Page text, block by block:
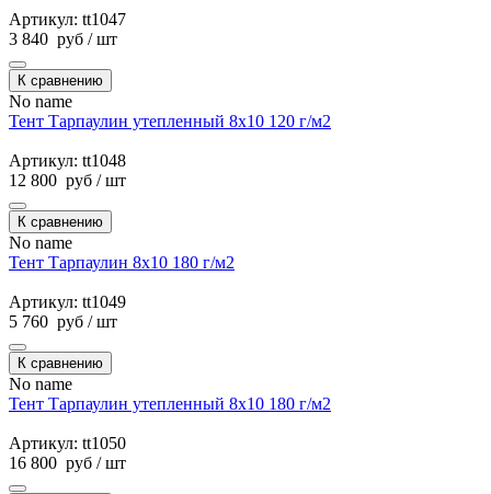
Артикул: tt1047
3 840 руб / шт
К сравнению
No name
Тент Тарпаулин утепленный 8х10 120 г/м2
Артикул: tt1048
12 800 руб / шт
К сравнению
No name
Тент Тарпаулин 8х10 180 г/м2
Артикул: tt1049
5 760 руб / шт
К сравнению
No name
Тент Тарпаулин утепленный 8х10 180 г/м2
Артикул: tt1050
16 800 руб / шт